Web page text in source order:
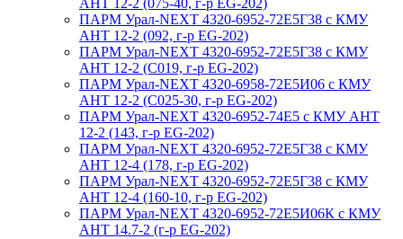
АНТ 12-2 (075-40, г-р EG-202)
ПАРМ Урал-NEXT 4320-6952-72Е5Г38 с КМУ
АНТ 12-2 (092, г-р EG-202)
ПАРМ Урал-NEXT 4320-6952-72Е5Г38 с КМУ
АНТ 12-2 (С019, г-р EG-202)
ПАРМ Урал-NEXT 4320-6958-72Е5И06 с КМУ
АНТ 12-2 (С025-30, г-р EG-202)
ПАРМ Урал-NEXT 4320-6952-74Е5 с КМУ АНТ
12-2 (143, г-р EG-202)
ПАРМ Урал-NEXT 4320-6952-72Е5Г38 с КМУ
АНТ 12-4 (178, г-р EG-202)
ПАРМ Урал-NEXT 4320-6952-72Е5Г38 с КМУ
АНТ 12-4 (160-10, г-р EG-202)
ПАРМ Урал-NEXT 4320-6952-72Е5И06К с КМУ
АНТ 14.7-2 (г-р EG-202)